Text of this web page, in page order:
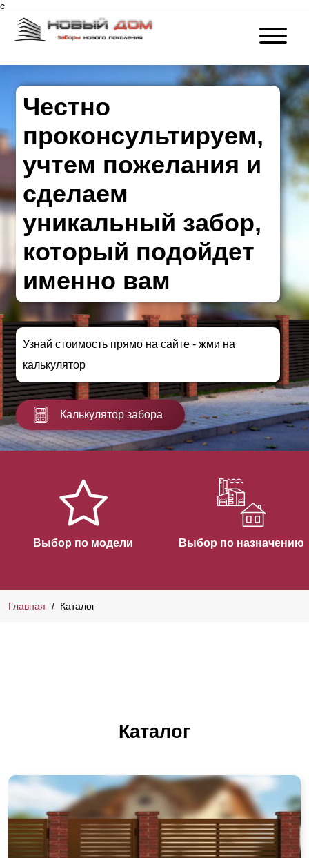
c
Честно
проконсультируем,
учтем пожелания и
сделаем
уникальный забор,
который подойдет
именно вам
Узнай стоимость прямо на сайте - жми на
калькулятор
Калькулятор забора
Выбор по модели Выбор по назначению
Главная Каталог
Каталог